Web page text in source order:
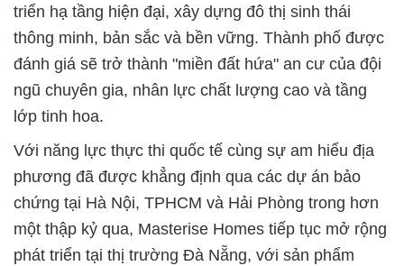
triển hạ tầng hiện đại, xây dựng đô thị sinh thái
thông minh, bản sắc và bền vững. Thành phố được
đánh giá sẽ trở thành "miền đất hứa" an cư của đội
ngũ chuyên gia, nhân lực chất lượng cao và tầng
lớp tinh hoa.
Với năng lực thực thi quốc tế cùng sự am hiểu địa
phương đã được khẳng định qua các dự án bảo
chứng tại Hà Nội, TPHCM và Hải Phòng trong hơn
một thập kỷ qua, Masterise Homes tiếp tục mở rộng
phát triển tại thị trường Đà Nẵng, với sản phẩm